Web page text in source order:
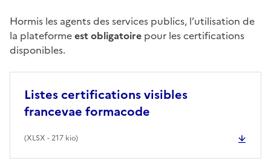
Hormis les agents des services publics, l’utilisation de
la plateformeest obligatoire pour les certifications
disponibles.
Listes certifications visibles
francevae formacode
(XLSX - 217 kio)